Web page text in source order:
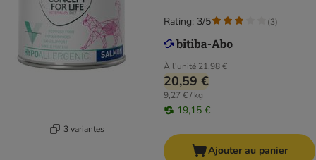
3 variantes
À l'unité 21,98 €
20,59 €
9,27 € / kg
19,15 €
Rating: 3/5 (3)
Ajouter au panier